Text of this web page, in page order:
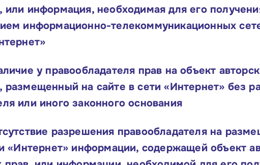
информация, необходимая для его
информационно-телекоммуникационных
у правообладателя прав на объект
на сайте в сети «Интернет» без
или иного законного основания
разрешения правообладателя на
«Интернет» информации, содержащей объект